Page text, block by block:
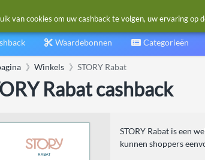
Waardebonnen Categorieën
Winkels STORY Rabat
Rabat cashback
STORY Rabat is een
kunnen shoppers
van cookies om uw cashback te volgen, uw ervaring